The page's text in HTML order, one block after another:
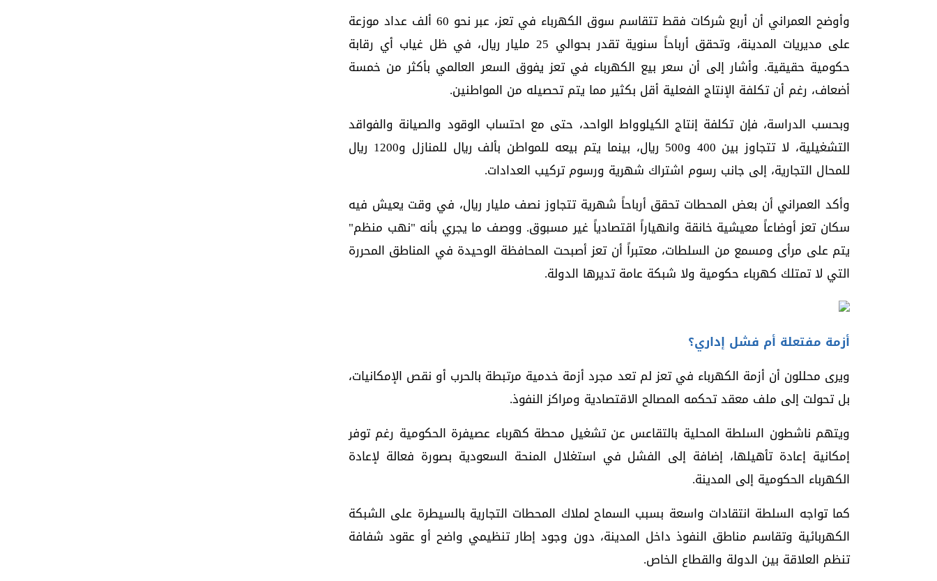
وأوضح العمراني أن أربع شركات فقط تتقاسم سوق الكهرباء في تعز، عبر نحو 60 ألف عداد موزعة
على مديريات المدينة، وتحقق أرباحاً سنوية تقدر بحوالي 25 مليار ريال، في ظل غياب أي رقابة
حكومية حقيقية. وأشار إلى أن سعر بيع الكهرباء في تعز يفوق السعر العالمي بأكثر من خمسة
أضعاف، رغم أن تكلفة الإنتاج الفعلية أقل بكثير مما يتم تحصيله من المواطنين.
وبحسب الدراسة، فإن تكلفة إنتاج الكيلوواط الواحد، حتى مع احتساب الوقود والصيانة والفواقد
التشغيلية، لا تتجاوز بين 400 و500 ريال، بينما يتم بيعه للمواطن بألف ريال للمنازل و1200 ريال
للمحال التجارية، إلى جانب رسوم اشتراك شهرية ورسوم تركيب العدادات.
وأكد العمراني أن بعض المحطات تحقق أرباحاً شهرية تتجاوز نصف مليار ريال، في وقت يعيش فيه
سكان تعز أوضاعاً معيشية خانقة وانهياراً اقتصادياً غير مسبوق. ووصف ما يجري بأنه "نهب منظم"
يتم على مرأى ومسمع من السلطات، معتبراً أن تعز أصبحت المحافظة الوحيدة في المناطق المحررة
التي لا تمتلك كهرباء حكومية ولا شبكة عامة تديرها الدولة.
أزمة مفتعلة أم فشل إداري؟
ويرى محللون أن أزمة الكهرباء في تعز لم تعد مجرد أزمة خدمية مرتبطة بالحرب أو نقص الإمكانيات،
بل تحولت إلى ملف معقد تحكمه المصالح الاقتصادية ومراكز النفوذ.
ويتهم ناشطون السلطة المحلية بالتقاعس عن تشغيل محطة كهرباء عصيفرة الحكومية رغم توفر
إمكانية إعادة تأهيلها، إضافة إلى الفشل في استغلال المنحة السعودية بصورة فعالة لإعادة
الكهرباء الحكومية إلى المدينة.
كما تواجه السلطة انتقادات واسعة بسبب السماح لملاك المحطات التجارية بالسيطرة على الشبكة
الكهربائية وتقاسم مناطق النفوذ داخل المدينة، دون وجود إطار تنظيمي واضح أو عقود شفافة
تنظم العلاقة بين الدولة والقطاع الخاص.